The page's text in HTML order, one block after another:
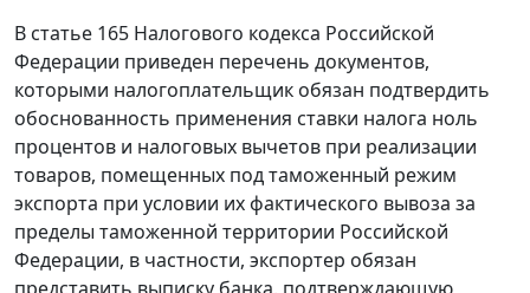
В статье 165 Налогового кодекса Российской
Федерации приведен перечень документов,
которыми налогоплательщик обязан подтвердить
обоснованность применения ставки налога ноль
процентов и налоговых вычетов при реализации
товаров, помещенных под таможенный режим
экспорта при условии их фактического вывоза за
пределы таможенной территории Российской
Федерации, в частности, экспортер обязан